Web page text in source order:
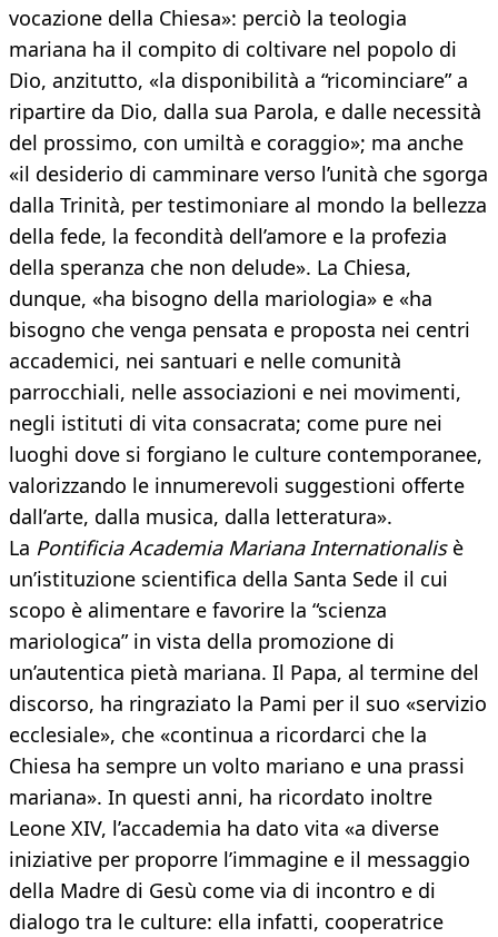
vocazione della Chiesa»: perciò la teologia
mariana ha il compito di coltivare nel popolo di
Dio, anzitutto, «la disponibilità a “ricominciare” a
ripartire da Dio, dalla sua Parola, e dalle necessità
del prossimo, con umiltà e coraggio»; ma anche
«il desiderio di camminare verso l’unità che sgorga
dalla Trinità, per testimoniare al mondo la bellezza
della fede, la fecondità dell’amore e la profezia
della speranza che non delude». La Chiesa,
dunque, «ha bisogno della mariologia» e «ha
bisogno che venga pensata e proposta nei centri
accademici, nei santuari e nelle comunità
parrocchiali, nelle associazioni e nei movimenti,
negli istituti di vita consacrata; come pure nei
luoghi dove si forgiano le culture contemporanee,
valorizzando le innumerevoli suggestioni offerte
dall’arte, dalla musica, dalla letteratura».
La Pontificia Academia Mariana Internationalisè
un’istituzione scientifica della Santa Sede il cui
scopo è alimentare e favorire la “scienza
mariologica” in vista della promozione di
un’autentica pietà mariana. Il Papa, al termine del
discorso, ha ringraziato la Pami per il suo «servizio
ecclesiale», che «continua a ricordarci che la
Chiesa ha sempre un volto mariano e una prassi
mariana». In questi anni, ha ricordato inoltre
Leone XIV, l’accademia ha dato vita «a diverse
iniziative per proporre l’immagine e il messaggio
della Madre di Gesù come via di incontro e di
dialogo tra le culture: ella infatti, cooperatrice